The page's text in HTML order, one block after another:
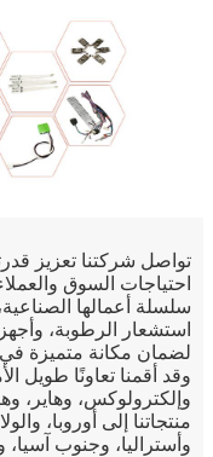
تواصل شركتنا تعزيز
احتياجات السوق
سلسلة أعمالها
استشعار الرطوبة،
لضمان مكانة متميزة
وقد أقمنا تعاونًا
وإلكترولوكس، وهاير،
منتجاتنا إلى أوروبا،
وأستراليا، وجنوب